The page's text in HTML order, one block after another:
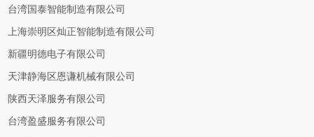
台湾国泰智能制造有限公司
上海崇明区灿正智能制造有限公司
新疆明德电子有限公司
天津静海区恩谦机械有限公司
陕西天泽服务有限公司
台湾盈盛服务有限公司